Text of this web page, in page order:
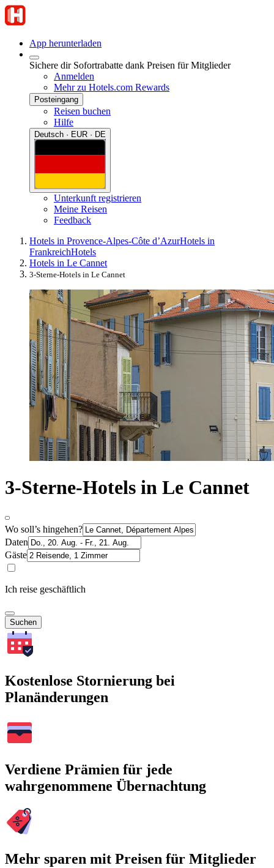
App herunterladen
Sichere dir Sofortrabatte dank Preisen für Mitglieder
Anmelden
Mehr zu Hotels.com Rewards
Posteingang
Reisen buchen
Hilfe
Deutsch · EUR · DE
Unterkunft registrieren
Meine Reisen
Feedback
Hotels in Provence-Alpes-Côte d’AzurHotels in
FrankreichHotels
Hotels in Le Cannet
3-Sterne-Hotels in Le Cannet
3-Sterne-Hotels in Le Cannet
Wo soll’s hingehen?
Daten
Gäste
Ich reise geschäftlich
Suchen
Kostenlose Stornierung bei
Planänderungen
Verdiene Prämien für jede
wahrgenommene Übernachtung
Mehr sparen mit Preisen für Mitglieder